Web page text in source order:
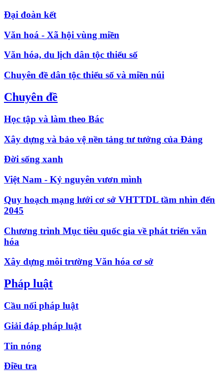
Đại đoàn kết
Văn hoá - Xã hội vùng miền
Văn hóa, du lịch dân tộc thiểu số
Chuyên đề dân tộc thiểu số và miền núi
Chuyên đề
Học tập và làm theo Bác
Xây dựng và bảo vệ nền tảng tư tưởng của Đảng
Đời sống xanh
Việt Nam - Kỷ nguyên vươn mình
Quy hoạch mạng lưới cơ sở VHTTDL tầm nhìn đến
2045
Chương trình Mục tiêu quốc gia về phát triển văn
hóa
Xây dựng môi trường Văn hóa cơ sở
Pháp luật
Cầu nối pháp luật
Giải đáp pháp luật
Tin nóng
Điều tra